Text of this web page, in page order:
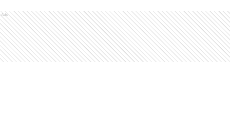
Ads